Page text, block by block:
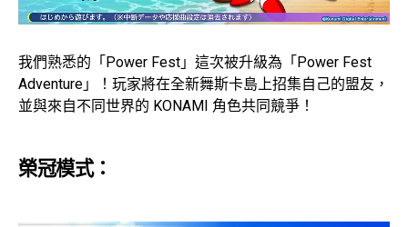
我們熟悉的「Power Fest」這次被升級為「Power Fest
Adventure」！玩家將在全新舞斯卡島上招集自己的盟友，
並與來自不同世界的 KONAMI 角色共同競爭！
榮冠模式：